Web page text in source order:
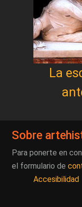
La
Sobre
Para ponerte en
el formulario de
Accesibilidad